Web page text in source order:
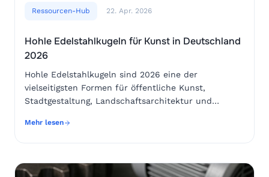
Ressourcen-Hub 22. Apr. 2026
Hohle Edelstahlkugeln für Kunst in Deutschland
2026
Hohle Edelstahlkugeln sind 2026 eine der vielseitigsten Formen für öffentliche Kunst, Stadtgestaltung, Landschaftsarchitektur und repräsentative Außenanlagen in Deutschland. Sie verbinden eine klare geometrische Wirkung mit hoher Witterungsbeständigkeit, guter statischer Planbarkeit und vielfältigen Oberflächenoptionen. Für Plätze in Berlin, München, Hamburg, Köln, Düsseldorf, Stuttgart, Frankfurt am Main, Leipzig oder Nürnberg eignen sie sich als einzelne Großskulptur, als Kugelgruppe, als reflektierendes Wasserobjekt, als Lichtinstallation oder als Teil einer interaktiven Aufenthaltsfläche.Für den deutschen Markt sind besonders die Werkstoffe 304 und 316 beziehungsweise vergleichbare europäische Qualitäten relevant. Edelstahl 304 ist für viele urbane Innen- und Außenbereiche geeignet, während 316 bei Küstenlage, Streusalz, Industrieatmosphäre oder dauerhaft feuchter Umgebung die bessere Wahl ist. Die Oberfläche sollte nicht nur nach Aussehen, sondern auch nach Reinigbarkeit, Blendwirkung, Vandalismusrisiko und langfristigem Pflegeaufwand ausgewählt werden. Spiegelpolitur erzeugt starke visuelle Effekte, satinierte oder gebürstete Flächen wirken ruhiger und sind in stark frequentierten Bereichen oft praktischer.Die wichtigsten Kaufentscheidungen betreffen Durchmesser, Wandstärke, Fertigungstoleranz, Nahtbearbeitung, Befestigungskonzept, Transport, Montage und Dokumentation. Für öffentliche Projekte in Deutschland sollten Planer frühzeitig Statik, Windlast, Befestigungspunkte, Fundament, Diebstahlschutz, Brandschutzumfeld, Verkehrssicherheit und Wartungszugang berücksichtigen. Eine hohle Edelstahlkugel ist zwar leichter als eine massive Kugel, doch große Durchmesser entwickeln erhebliche Hebelkräfte und müssen professionell verankert werden.Als integrierter Liefer- und Fertigungspartner unterstützt SDBALLS seit vielen Jahren internationale Kunden mit Präzisionskugeln, Edelstahlkugeln und Beschaffungslösungen für unterschiedliche Kugelmaterialien. Für Kunst- und Architekturprojekte bedeutet dies: technische Beratung, materialgerechte Auswahl, stabile Fertigungsprozesse, Qualitätsprüfung und koordinierte Lieferung an europäische Projektstandorte können aus einer Hand organisiert werden.KriteriumHohle EdelstahlkugelMassive MetallkugelKunststoffkugelBewertung für öffentliche KunstGewichtDeutlich reduziertSehr hochSehr niedrigHohlkugeln erleichtern Transport und MontageOptische WertigkeitSehr hochHochJe nach Material mittelEdelstahl wirkt dauerhaft repräsentativWitterungsbeständigkeitSehr gut bei richtiger LegierungGut bis sehr gutAbhängig von UV-StabilitätEdelstahl ist für deutsche Außenräume geeignetStatische PlanungGut, aber Wandstärke entscheidendEinfach, jedoch schwerLeicht, aber oft weniger robustHohlkugeln bieten ein gutes Verhältnis von Wirkung zu GewichtOberflächenvielfaltSpiegelnd, matt, gebürstet, farbigÄhnlich, aber aufwendigerLackiert oder durchgefärbtEdelstahl bietet hohe gestalterische FreiheitLebenszykluskostenGünstig bei guter PflegeHöhere MontagekostenHäufigere Erneuerung möglichFür kommunale Budgets oft langfristig attraktivDie Tabelle zeigt, warum hohle Edelstahlkugeln für Deutschland häufig die ausgewogene Lösung darstellen: Sie sind leichter als massive Metallobjekte, langlebiger als viele Kunststoffalternativen und gestalterisch hochwertig genug für repräsentative öffentliche Räume.Öffentliche Kunst in Deutschland entwickelt sich zunehmend von rein dekorativen Objekten zu integrierten Stadtraumelementen. Hohle Edelstahlkugeln können dabei eine skulpturale, funktionale oder atmosphärische Rolle übernehmen. In Fußgängerzonen dienen sie als Blickfang und Orientierungspunkt. Vor Rathäusern, Museen, Hochschulen oder Unternehmenszentralen schaffen sie Wiedererkennbarkeit. In Parks und Uferzonen wirken sie als reflektierende Landschaftselemente, die Himmel, Bäume, Wasser und Passanten aufnehmen.In Berlin lassen sich solche Kugeln etwa in offenen Plätzen, Kulturarealen oder modernen Quartiersentwicklungen einsetzen. Hamburg und Bremen profitieren von maritimen Bezügen, wobei Edelstahl 316 wegen salzhaltiger Luft und hoher Feuchtigkeit besonders sinnvoll sein kann. In München, Stuttgart und Frankfurt am Main sind repräsentative Firmenareale, Messeflächen, Bankenviertel und Mobilitätsknoten typische Einsatzorte. Im Ruhrgebiet, etwa in Essen, Dortmund oder Duisburg, können Edelstahlkugeln industrielle Geschichte mit zeitgenössischer Formensprache verbinden.Beliebt sind Installationen aus mehreren Kugeln unterschiedlicher Größe. Eine Kugelgruppe kann Bewegung, Gemeinschaft, Umlaufbahnen oder topografische Muster darstellen. Werden die Kugeln teilweise in Bodenflächen eingebettet, entsteht eine ruhige, fast landschaftliche Wirkung. Auf Stelen montiert erzeugen sie dagegen Höhe und Sichtbarkeit. In Wasserbecken können sie durch Spiegelung und leise Bewegung besonders lebendig erscheinen. Mit integrierter Beleuchtung oder externer Anstrahlung wird die Installation auch abends wirksam, was für Innenstädte, Bahnhofsbereiche und Kulturmeilen wichtig ist.Für die Anwendung in Schulen, Universitäten und Bildungsparks kann die Kugelform symbolisch für Wissenschaft, Planeten, Teilchen, Netzwerke oder globale Zusammenarbeit stehen. In Gesundheits- und Kurorten wirken matte Edelstahlkugeln beruhigend und hygienisch. In Einkaufsstraßen oder vor Hotels schaffen spiegelpolierte Varianten eine hohe Aufenthaltsqualität, weil Besucher die Umgebung aus ungewöhnlichen Perspektiven erleben und fotografieren.Die Entscheidung für eine bestimmte Anwendung sollte immer vom Nutzungskontext ausgehen. Ein Objekt in einer ruhigen Parkanlage darf empfindlicher und stärker spiegelnd sein als eine Kugel in einer stark frequentierten Innenstadtlage. Bei Kinderkontakt sind Kantenfreiheit, sichere Verankerung, Temperaturverhalten bei Sonneneinstrahlung und einfache Reinigung besonders wichtig. Bei Verkehrsnähe sind Blendwirkung, Sichtachsen und Abstand zu Fahrbahnen zu prüfen.AnwendungEmpfohlene KugelartOberflächeVorteil gegenüber AlternativenBesondere PlanungspunkteStadtplatzGroßformatige HohlkugelSpiegelpoliert oder satiniertStärkere Fernwirkung gegenüber flachen ObjektenWindlast, Fundament, BlendungParkanlageKugelgruppeMatt oder gebürstetRobuster als lackierte DekorationRasenpflege, Entwässerung, VandalismusschutzWasserbeckenGeschlossene EdelstahlkugelPoliertHöhere Korrosionsbeständigkeit als normaler StahlWasserchemie, Dichtheit, ZugangMuseumsumfeldPräzise gefertigte DesignkugelFeinschliff oder SpiegelReduzierte Formensprache gegenüber figürlichen ObjektenKuratorisches Konzept, LichtführungFirmencampusIndividuell gravierte KugelGebürstet mit LogoWertiger als KunststoffbeschilderungMarkenwirkung, BesucherführungVerkehrsknotenRobuste Hohlkugel mit verdeckter MontageSatin mattWeniger pflegeintensiv als HochglanzSicherheitsabstand, Reinigung, AnprallschutzDiese Gegenüberstellung verdeutlicht, dass keine Oberfläche und keine Bauart für alle Orte ideal ist. Je öffentlicher und stärker belastet der Standort, desto wichtiger werden robuste Oberflächen, sichere Befestigungen und einfache Wartung.Die Wahl des Werkstoffs bestimmt Lebensdauer, Pflegeaufwand und Risikoprofil einer öffentlichen Installation. Edelstahl wird in Deutschland wegen seiner Korrosionsbeständigkeit, Recyclingfähigkeit und hochwertigen Optik geschätzt. Für hohle Kugeln kommen vor allem austenitische Edelstahlqualitäten zum Einsatz. Werkstoff 304 beziehungsweise vergleichbare Güten sind in vielen normalen Stadtumgebungen geeignet. Für Standorte mit Chloriden, Tausalz, Küstennähe oder industrieller Belastung sollte 316 oder eine vergleichbare höher korrosionsbeständige Qualität geprüft werden.Deutschland hat unterschiedliche Umgebungsbedingungen. An Nordsee und Ostsee, etwa in Hamburg, Kiel, Lübeck, Rostock, Bremerhaven oder Wilhelmshaven, wirken salzhaltige Luft und Feuchtigkeit. In süddeutschen Städten gibt es starke Temperaturwechsel, UV-Belastung und Winterdienst mit Streusalz. In Industrie- und Logistikregionen wie Duisburg, Mannheim, Ludwigshafen oder dem Hamburger Hafen können Luftschadstoffe und Staub die Oberfläche stärker beanspruchen. Diese Bedingungen sprechen für eine bewusst ausgewählte Legierung und eine Oberfläche, die regelmäßig gereinigt werden kann.Oberflächenoptionen reichen von hochglanzpoliert über satiniert und gebürstet bis zu glasperlengestrahlt, farbig beschichtet oder strukturiert. Spiegelpolierte Edelstahlkugeln sind besonders auffällig. Sie erzeugen eine dynamische Beziehung zwischen Objekt und Umgebung. Gleichzeitig zeigen sie Fingerabdrücke, Wasserflecken und Kratzer stärker. Satinierte und gebürstete Oberflächen sind zurückhaltender und verzeihen Gebrauchsspuren besser. Glasperlengestrahlte Flächen reduzieren Reflexionen und können in Gedenkorten, ruhigen Höfen oder Kliniklandschaften angemessen sein.Eine wichtige technische Frage ist die Nahtbearbeitung. Hohle Kugeln entstehen häufig aus Halbschalen, die verschweißt und anschließend geschliffen oder poliert werden. Bei hochwertigen Kunstobjekten sollte die Schweißnaht optisch möglichst unsichtbar sein oder bewusst als gestalterische Linie geplant werden. Die Innen- und Außenbearbeitung muss zur geplanten Montage passen. Werden Gewindebuchsen, Platten, Flansche oder verdeckte Anker integriert, sollten diese Elemente aus kompatiblen Werkstoffen bestehen, um Kontaktkorrosion zu vermeiden.SDBALLS verfügt über langjährige Erfahrung mit Stahl- und Edelstahlkugeln unterschiedlicher Präzisionsanforderungen. Diese technologische Grundlage ist für Architektur- und Kunstprojekte wertvoll, weil Rundheit, Oberfläche, Maßhaltigkeit und Materialkonstanz nicht nur industrielle Kennwerte sind, sondern auch die visuelle Qualität einer großen Kugel beeinflussen. Über die Seite Qualität und technische Prüfung erhalten Einkäufer einen Einblick in Qualitätsorientierung, Prüfprozesse und technische Standards.OptionTypische WirkungVorteileNachteile gegenüber anderer OptionGeeignete StandorteEdelstahl 304Universell un
Mehr lesen